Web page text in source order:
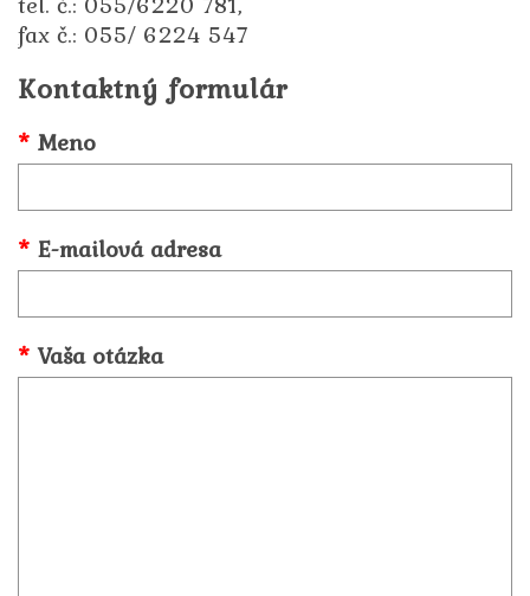
fax č.: 055/ 6224 547
Kontaktný formulár
Meno
E-mailová adresa
Vaša otázka